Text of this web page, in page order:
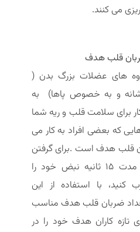
می کنند.
قلب هدف
های عضلات بزرگ بدن (
شانه و به خصوص پاها) به
برای سلامت قلب و ریه شما
که بعضی افراد به کار می
قلب هدف است .برای گرفتن
تعداد ضربان قلب به مدت 15 ثانیه نبض خود را
و در 4 ضرب کنید، با استفاده از این
ضربان قلب هدف مناسب
تازه کاران هدف خود را در